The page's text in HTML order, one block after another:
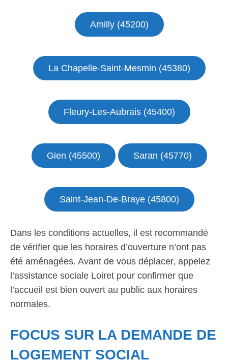
Amilly (45200)
La Chapelle-Saint-Mesmin (45380)
Fleury-Les-Aubrais (45400)
Gien (45500) Saran (45770)
Saint-Jean-De-Braye (45800)
Dans les conditions actuelles, il est recommandé
de vérifier que les horaires d’ouverture n’ont pas
été aménagées. Avant de vous déplacer, appelez
l’assistance sociale Loiret pour confirmer que
l’accueil est bien ouvert au public aux horaires
normales.
FOCUS SUR LA DEMANDE DE
LOGEMENT SOCIAL